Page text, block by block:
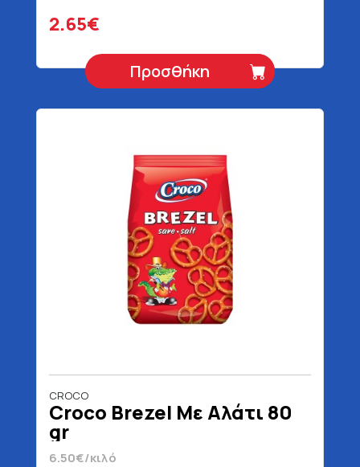
2.65€
Προσθήκη
CROCO
Croco Brezel Με Αλάτι 80
gr
6.50€/κιλό